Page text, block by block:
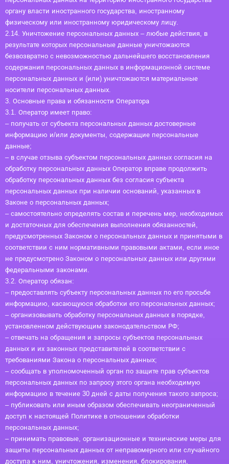
органу власти иностранного государства, иностранному
физическому или иностранному юридическому лицу.
2.14. Уничтожение персональных данных – любые действия, в
результате которых персональные данные уничтожаются
безвозвратно с невозможностью дальнейшего восстановления
содержания персональных данных в информационной системе
персональных данных и (или) уничтожаются материальные
носители персональных данных.
3. Основные права и обязанности Оператора
3.1. Оператор имеет право:
– получать от субъекта персональных данных достоверные
информацию и/или документы, содержащие персональные
данные;
– в случае отзыва субъектом персональных данных согласия на
обработку персональных данных Оператор вправе продолжить
обработку персональных данных без согласия субъекта
персональных данных при наличии оснований, указанных в
Законе о персональных данных;
– самостоятельно определять состав и перечень мер, необходимых
и достаточных для обеспечения выполнения обязанностей,
предусмотренных Законом о персональных данных и принятыми в
соответствии с ним нормативными правовыми актами, если иное
не предусмотрено Законом о персональных данных или другими
федеральными законами.
3.2. Оператор обязан:
– предоставлять субъекту персональных данных по его просьбе
информацию, касающуюся обработки его персональных данных;
– организовывать обработку персональных данных в порядке,
установленном действующим законодательством РФ;
– отвечать на обращения и запросы субъектов персональных
данных и их законных представителей в соответствии с
требованиями Закона о персональных данных;
– сообщать в уполномоченный орган по защите прав субъектов
персональных данных по запросу этого органа необходимую
информацию в течение 30 дней с даты получения такого запроса;
– публиковать или иным образом обеспечивать неограниченный
доступ к настоящей Политике в отношении обработки
персональных данных;
– принимать правовые, организационные и технические меры для
защиты персональных данных от неправомерного или случайного
доступа к ним, уничтожения, изменения, блокирования,